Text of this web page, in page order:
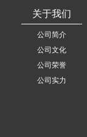
关于我们
公司简介
公司文化
公司荣誉
公司实力